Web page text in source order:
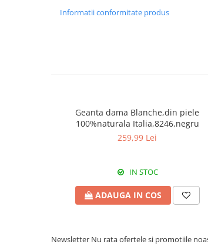
Informatii conformitate produs
Geanta dama Blanche,din piele
100%naturala Italia,8246,negru
259,99 Lei
IN STOC
ADAUGA IN COS
Newsletter Nu rata ofertele si promotiile